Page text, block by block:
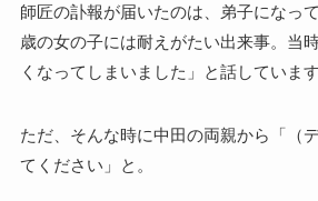
師匠の訃報が届いたのは、弟子になっ
歳の女の子には耐えがたい出来事。当
くなってしまいました」と話しています
ただ、そんな時に中田の両親から「（
てください」と。